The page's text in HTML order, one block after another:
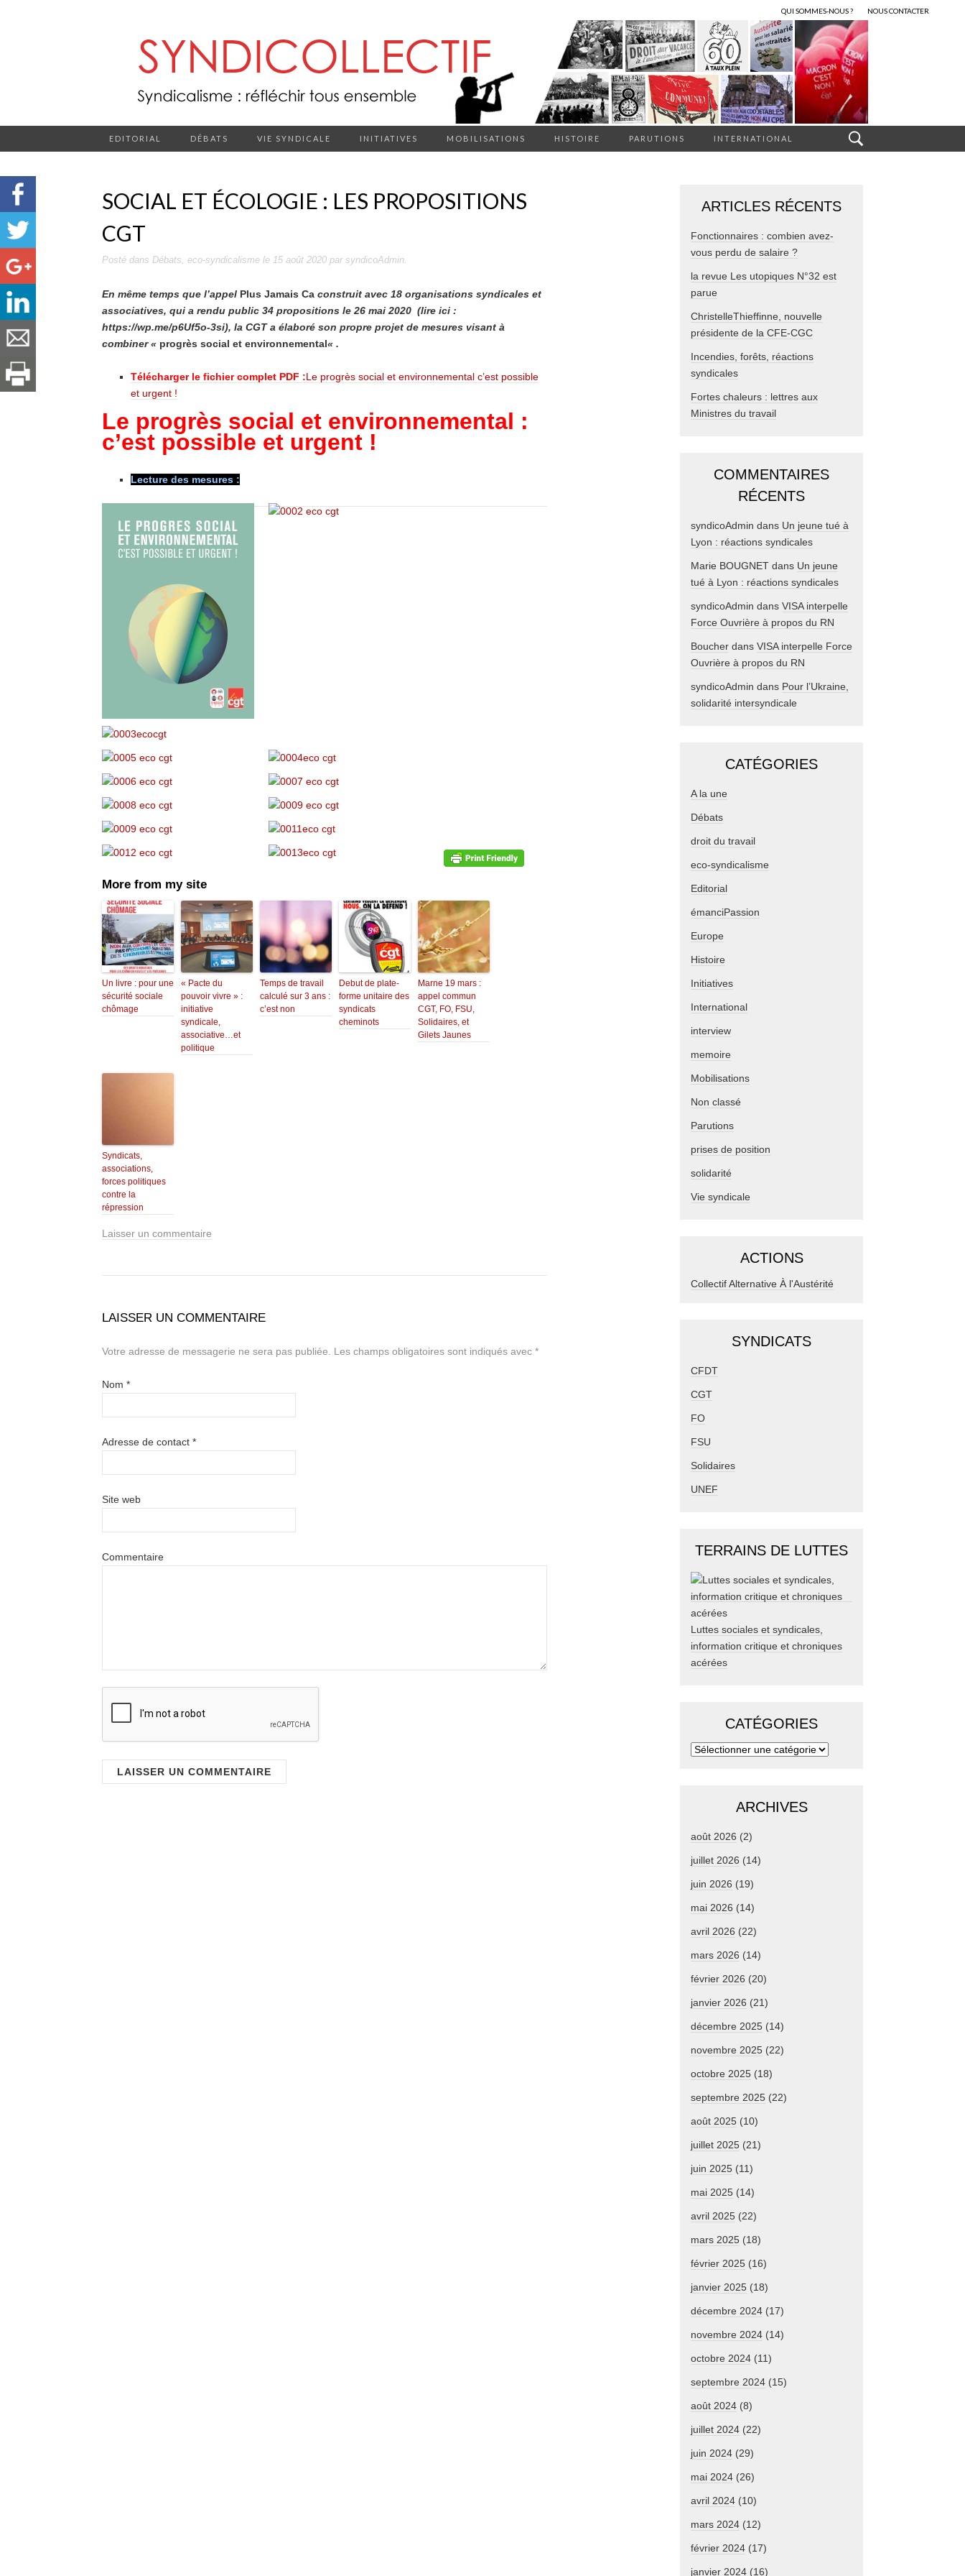
QUI SOMMES-NOUS ? NOUS CONTACTER
EDITORIAL DÉBATS VIE SYNDICALE INITIATIVES MOBILISATIONS HISTOIRE PARUTIONS INTERNATIONAL
SOCIAL ET ÉCOLOGIE : LES PROPOSITIONS
CGT
Posté dans Débats, eco-syndicalisme le 15 août 2020 par syndicoAdmin.
En même temps que l’appel Plus Jamais Ca construit avec 18 organisations syndicales et
associatives, qui a rendu public 34 propositions le 26 mai 2020 (lire ici :
https://wp.me/p6Uf5o-3si), la CGT a élaboré son propre projet de mesures visant à
combiner « progrès social et environnemental« .
Télécharger le fichier complet PDF :Le progrès social et environnemental c’est possible
et urgent !
Le progrès social et environnemental :
c’est possible et urgent !
Lecture des mesures :
More from my site
Un livre : pour une
sécurité sociale
chômage
« Pacte du
pouvoir vivre » :
initiative
syndicale,
associative…et
politique
Temps de travail
calculé sur 3 ans :
c’est non
Debut de plate-
forme unitaire des
syndicats
cheminots
Marne 19 mars :
appel commun
CGT, FO, FSU,
Solidaires, et
Gilets Jaunes
Syndicats,
associations,
forces politiques
contre la
répression
Laisser un commentaire
LAISSER UN COMMENTAIRE
Votre adresse de messagerie ne sera pas publiée. Les champs obligatoires sont indiqués avec *
Nom *
Adresse de contact *
Site web
Commentaire
ARTICLES RÉCENTS
Fonctionnaires : combien avez-
vous perdu de salaire ?
la revue Les utopiques N°32 est
parue
ChristelleThieffinne, nouvelle
présidente de la CFE-CGC
Incendies, forêts, réactions
syndicales
Fortes chaleurs : lettres aux
Ministres du travail
COMMENTAIRES
RÉCENTS
syndicoAdmin dans Un jeune tué à
Lyon : réactions syndicales
Marie BOUGNET dans Un jeune
tué à Lyon : réactions syndicales
syndicoAdmin dans VISA interpelle
Force Ouvrière à propos du RN
Boucher dans VISA interpelle Force
Ouvrière à propos du RN
syndicoAdmin dans Pour l’Ukraine,
solidarité intersyndicale
CATÉGORIES
A la une
Débats
droit du travail
eco-syndicalisme
Editorial
émanciPassion
Europe
Histoire
Initiatives
International
interview
memoire
Mobilisations
Non classé
Parutions
prises de position
solidarité
Vie syndicale
ACTIONS
Collectif Alternative À l'Austérité
SYNDICATS
CFDT
CGT
FO
FSU
Solidaires
UNEF
TERRAINS DE LUTTES
Luttes sociales et syndicales,
information critique et chroniques
acérées
CATÉGORIES
ARCHIVES
août 2026 (2)
juillet 2026 (14)
juin 2026 (19)
mai 2026 (14)
avril 2026 (22)
mars 2026 (14)
février 2026 (20)
janvier 2026 (21)
décembre 2025 (14)
novembre 2025 (22)
octobre 2025 (18)
septembre 2025 (22)
août 2025 (10)
juillet 2025 (21)
juin 2025 (11)
mai 2025 (14)
avril 2025 (22)
mars 2025 (18)
février 2025 (16)
janvier 2025 (18)
décembre 2024 (17)
novembre 2024 (14)
octobre 2024 (11)
septembre 2024 (15)
août 2024 (8)
juillet 2024 (22)
juin 2024 (29)
mai 2024 (26)
avril 2024 (10)
mars 2024 (12)
février 2024 (17)
janvier 2024 (16)